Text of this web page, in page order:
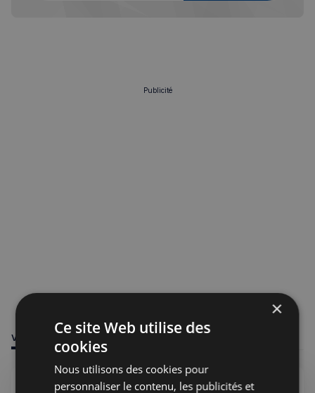
Publicité
VOUS POURRIEZ ÊTRE INTÉRESSÉ PAR
×
Ce site Web utilise des
cookies
Nous utilisons des cookies pour
personnaliser le contenu, les publicités et